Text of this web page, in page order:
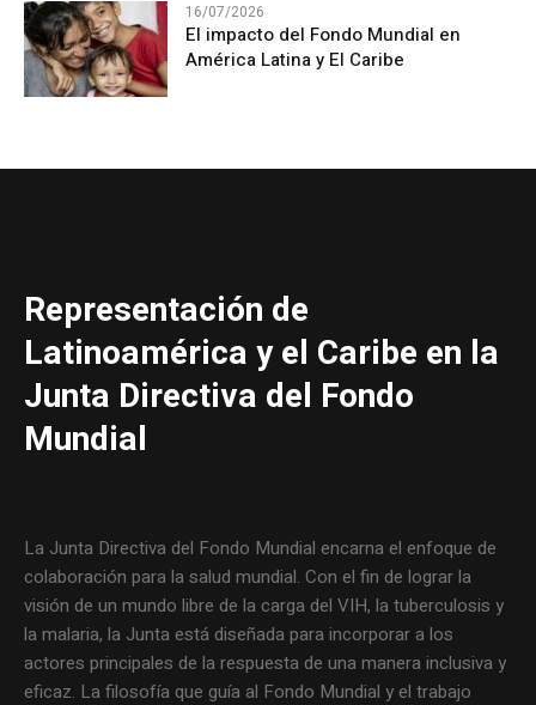
16/07/2026
El impacto del Fondo Mundial en
América Latina y El Caribe
Representación de
Latinoamérica y el Caribe en la
Junta Directiva del Fondo
Mundial
La Junta Directiva del Fondo Mundial encarna el enfoque de
colaboración para la salud mundial. Con el fin de lograr la
visión de un mundo libre de la carga del VIH, la tuberculosis y
la malaria, la Junta está diseñada para incorporar a los
actores principales de la respuesta de una manera inclusiva y
eficaz. La filosofía que guía al Fondo Mundial y el trabajo